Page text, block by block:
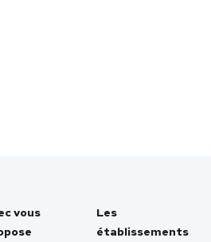
vous
Les
établissements